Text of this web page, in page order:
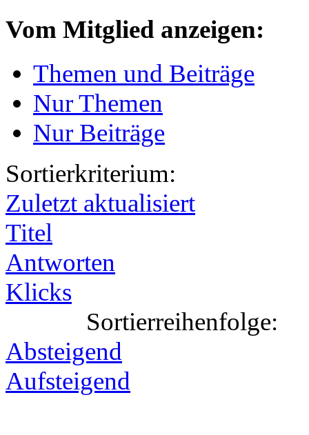
Vom Mitglied anzeigen:
Themen und Beiträge
Nur Themen
Nur Beiträge
Sortierkriterium:
Zuletzt aktualisiert
Titel
Antworten
Klicks
Sortierreihenfolge:
Absteigend
Aufsteigend